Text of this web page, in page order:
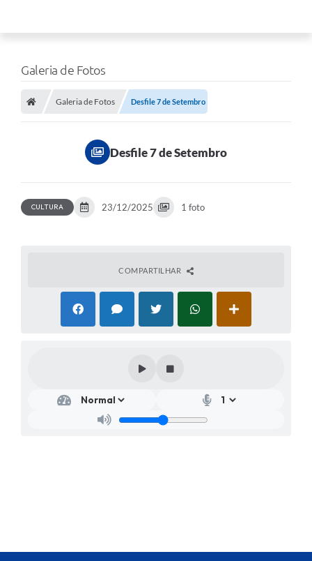
Galeria de Fotos
Galeria de Fotos Desfile 7 de Setembro
Desfile 7 de Setembro
CULTURA 23/12/2025 1 foto
COMPARTILHAR